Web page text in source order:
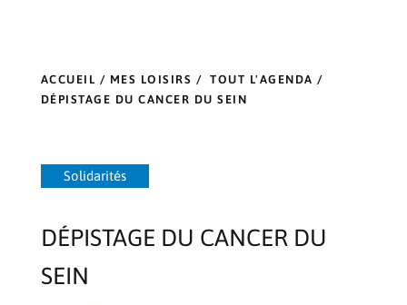
ACCUEIL / MES LOISIRS /TOUT L'AGENDA /
DÉPISTAGE DU CANCER DU SEIN
Solidarités
DÉPISTAGE DU CANCER DU
SEIN